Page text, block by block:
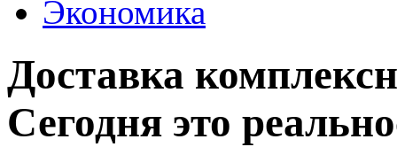
Экономика
Доставка
Сегодня это